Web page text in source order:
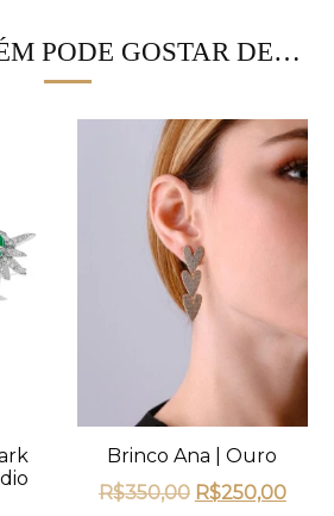
PODE GOSTAR DE…
Brinco Ana | Ouro
R$350,00 R$250,00